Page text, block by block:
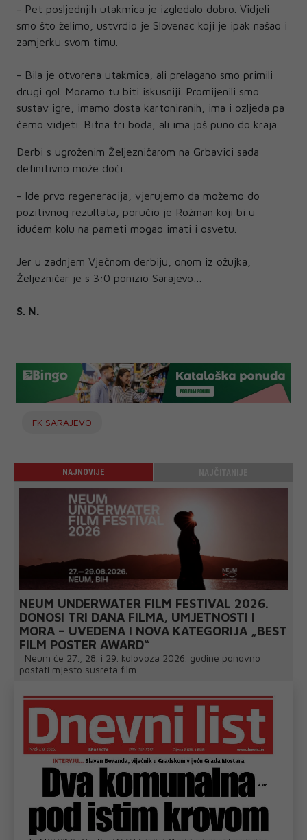
- Pet posljednjih utakmica je izgledalo dobro. Vidjeli
smo što želimo, ustvrdio je Slovenac koji je ipak našao i
zamjerku svom timu.
- Bila je otvorena utakmica, ali prelagano smo primili
drugi gol. Moramo tu biti iskusniji. Promijenili smo
sustav igre, imamo dosta kartoniranih, ima i ozljeda pa
ćemo vidjeti. Bitna tri boda, ali ima još puno do kraja.
Derbi s ugroženim Željezničarom na Grbavici sada
definitivno može doći…
- Ide prvo regeneracija, vjerujemo da možemo do
pozitivnog rezultata, poručio je Rožman koji bi u
idućem kolu na pameti mogao imati i osvetu.
Jer u zadnjem Vječnom derbiju, onom iz ožujka,
Željezničar je s 3:0 ponizio Sarajevo…
S. N.
FK SARAJEVO
NAJNOVIJE
NEUM UNDERWATER FILM FESTIVAL 2026.
DONOSI TRI DANA FILMA, UMJETNOSTI I
MORA – UVEDENA I NOVA KATEGORIJA „BEST
FILM POSTER AWARD“
Neum će 27., 28. i 29. kolovoza 2026. godine ponovno
postati mjesto susreta film...